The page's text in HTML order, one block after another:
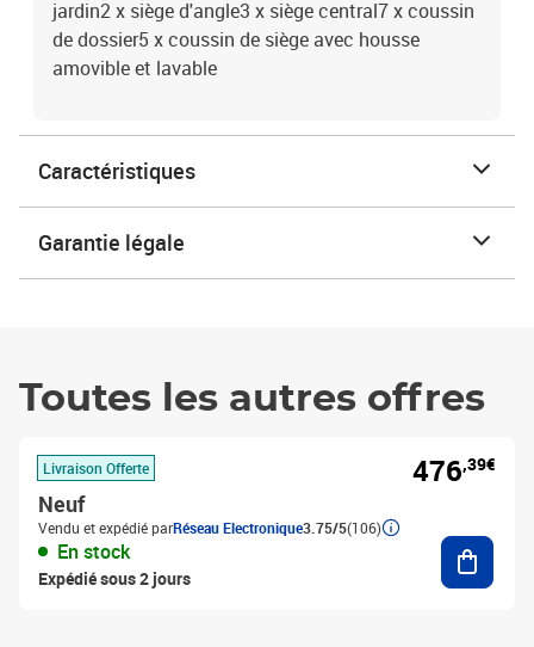
jardin2 x siège d'angle3 x siège central7 x coussin
de dossier5 x coussin de siège avec housse
amovible et lavable
Caractéristiques
Garantie légale
Toutes les autres offres
Livraison Offerte
Neuf
Vendu et expédié parRéseau Electronique3.75/5(106)
En stock
Expédié sous 2 jours
476,39€